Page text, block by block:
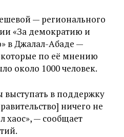
— регионального
«За демократию и
в Джалал-Абаде —
по её мнению
около 1000 человек.
выступать в поддержку
ничего не
хаос», — сообщает